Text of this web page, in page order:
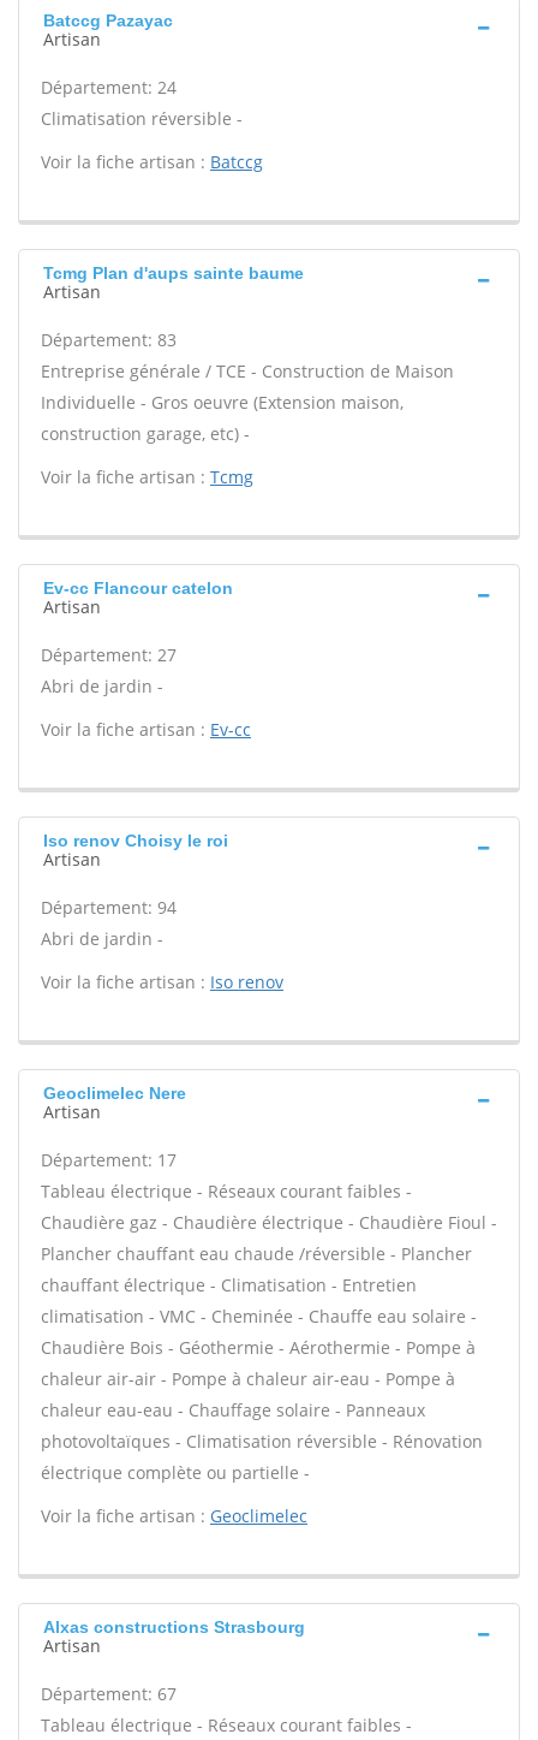
Batccg Pazayac
Artisan
Département: 24
Climatisation réversible -
Voir la fiche artisan : Batccg
Tcmg Plan d'aups sainte baume
Artisan
Département: 83
Entreprise générale / TCE - Construction de Maison
Individuelle - Gros oeuvre (Extension maison,
construction garage, etc) -
Voir la fiche artisan : Tcmg
Ev-cc Flancour catelon
Artisan
Département: 27
Abri de jardin -
Voir la fiche artisan : Ev-cc
Iso renov Choisy le roi
Artisan
Département: 94
Abri de jardin -
Voir la fiche artisan : Iso renov
Geoclimelec Nere
Artisan
Département: 17
Tableau électrique - Réseaux courant faibles -
Chaudière gaz - Chaudière électrique - Chaudière Fioul -
Plancher chauffant eau chaude /réversible - Plancher
chauffant électrique - Climatisation - Entretien
climatisation - VMC - Cheminée - Chauffe eau solaire -
Chaudière Bois - Géothermie - Aérothermie - Pompe à
chaleur air-air - Pompe à chaleur air-eau - Pompe à
chaleur eau-eau - Chauffage solaire - Panneaux
photovoltaïques - Climatisation réversible - Rénovation
électrique complète ou partielle -
Voir la fiche artisan : Geoclimelec
Alxas constructions Strasbourg
Artisan
Département: 67
Tableau électrique - Réseaux courant faibles -